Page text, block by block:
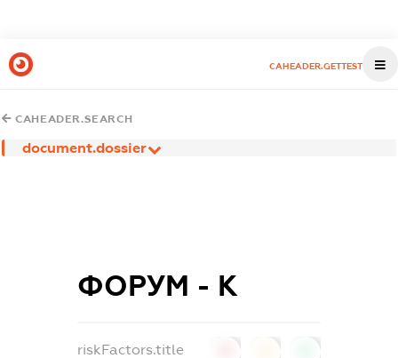
CAHEADER.GETTEST
CAHEADER.SEARCH
document.dossier
ФОРУМ - К
riskFactors.title